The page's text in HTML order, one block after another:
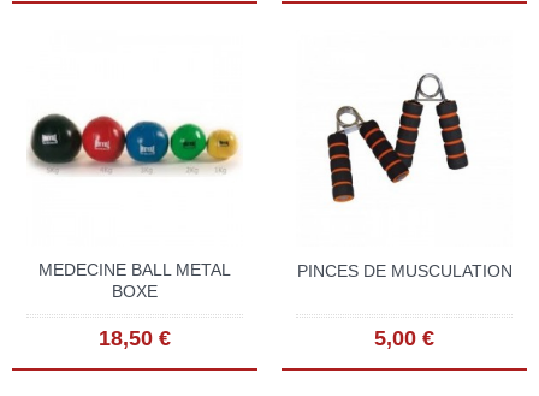
MEDECINE BALL METAL
BOXE
18,50 €
PINCES DE MUSCULATION
5,00 €